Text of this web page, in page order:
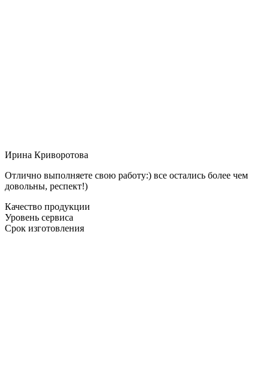
Ирина Криворотова
Отлично выполняете свою работу:) все остались более чем
довольны, респект!)
Качество продукции
Уровень сервиса
Срок изготовления